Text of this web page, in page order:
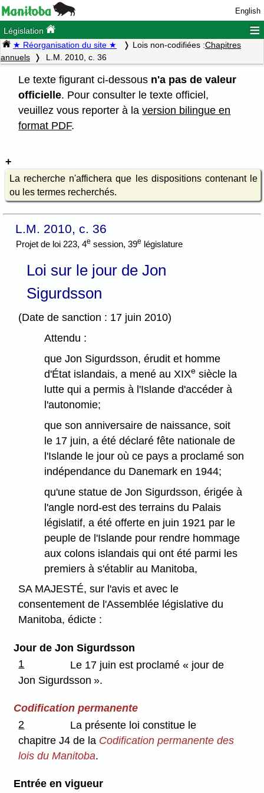
English
Législation ≡
★ Réorganisation du site ★ Lois non-codifiées :Chapitres
annuels
L.M. 2010, c. 36
Le texte figurant ci-dessous n'a pas de valeur
officielle. Pour consulter le texte officiel,
veuillez vous reporter à laversion bilingue en
format PDF.
La recherche n'affichera que les dispositions contenant le
ou les termes recherchés.
L.M. 2010, c. 36
Projet de loi 223, 4e session, 39e législature
Loi sur le jour de Jon
Sigurdsson
(Date de sanction : 17 juin 2010)
Attendu :
que Jon Sigurdsson, érudit et homme
d'État islandais, a mené au XIXe siècle la
lutte qui a permis à l'Islande d'accéder à
l'autonomie;
que son anniversaire de naissance, soit
le 17 juin, a été déclaré fête nationale de
l'Islande le jour où ce pays a proclamé son
indépendance du Danemark en 1944;
qu'une statue de Jon Sigurdsson, érigée à
l'angle nord-est des terrains du Palais
législatif, a été offerte en juin 1921 par le
peuple de l'Islande pour rendre hommage
aux colons islandais qui ont été parmi les
premiers à s'établir au Manitoba,
SA MAJESTÉ, sur l'avis et avec le
consentement de l'Assemblée législative du
Manitoba, édicte :
Jour de Jon Sigurdsson
1
Le 17 juin est proclamé « jour de
Jon Sigurdsson ».
Codification permanente
2
La présente loi constitue le
chapitre J4 de la Codification permanente des
lois du Manitoba.
Entrée en vigueur